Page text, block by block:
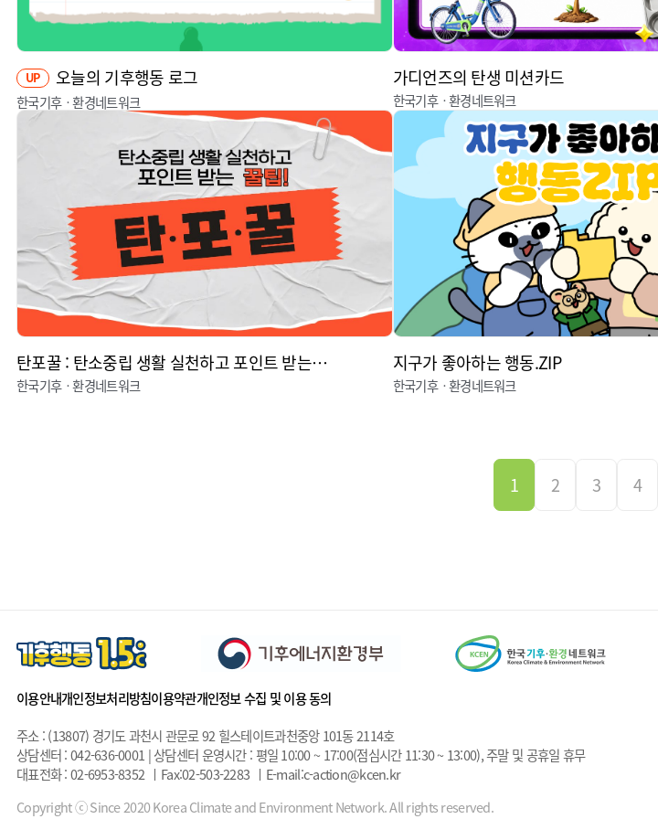
UP 오늘의 기후행동 로그
한국기후ㆍ환경네트워크
가디언즈의 탄생 미션카드
한국기후ㆍ환경네트워크
탄포꿀 : 탄소중립 생활 실천하고 포인트 받는 꿀팁
한국기후ㆍ환경네트워크
지구가 좋아하는 행동.ZIP
한국기후ㆍ환경네트워크
1 2 3 4
이용안내개인정보처리방침이용약관개인정보 수집 및 이용 동의
주소 : (13807) 경기도 과천시 관문로 92 힐스테이트과천중앙 101동 2114호
상담센터 : 042-636-0001 | 상담센터 운영시간 : 평일 10:00 ~ 17:00(점심시간 11:30 ~ 13:00), 주말 및 공휴일 휴무
대표전화 : 02-6953-8352
Fax:02-503-2283
E-mail:c-action@kcen.kr
Copyright ⓒ Since 2020 Korea Climate and Environment Network. All rights reserved.